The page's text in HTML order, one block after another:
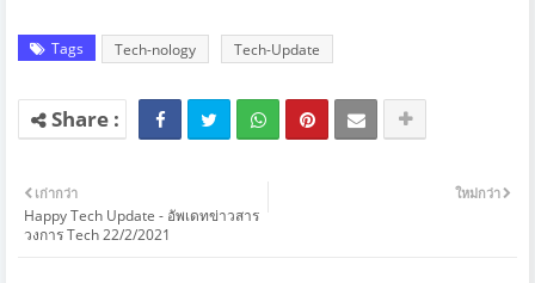
Tags Tech-nology Tech-Update
ใหม่กว่า
เก่ากว่า
Happy Tech Update - อัพเดทข่าวสาร
วงการ Tech 22/2/2021